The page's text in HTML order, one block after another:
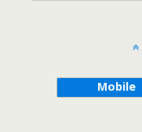
Mobile